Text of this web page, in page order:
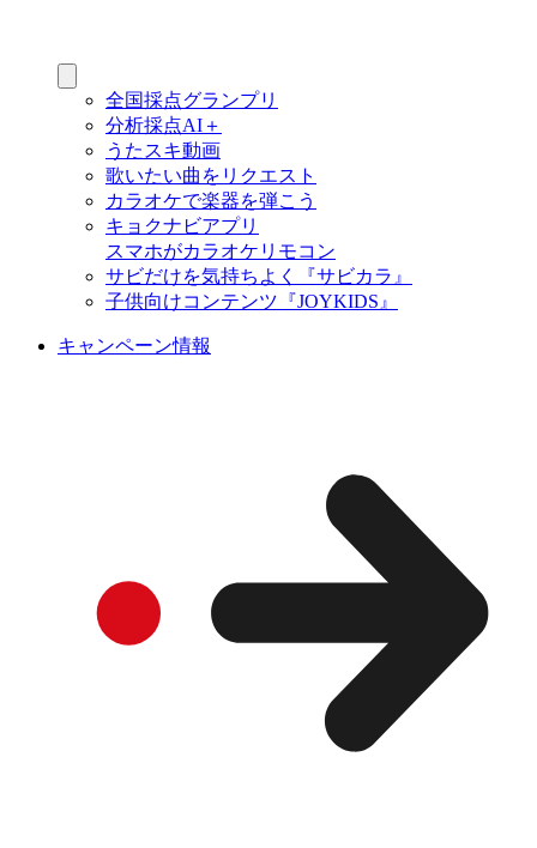
全国採点グランプリ
分析採点AI＋
うたスキ動画
歌いたい曲をリクエスト
カラオケで楽器を弾こう
キョクナビアプリ
スマホがカラオケリモコン
サビだけを気持ちよく『サビカラ』
子供向けコンテンツ『JOYKIDS』
キャンペーン情報